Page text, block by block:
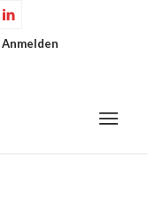
Anmelden